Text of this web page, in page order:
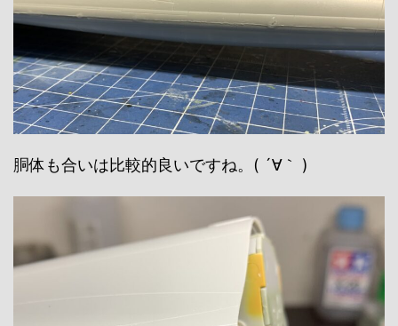
胴体も合いは比較的良いですね。( ´∀｀ )